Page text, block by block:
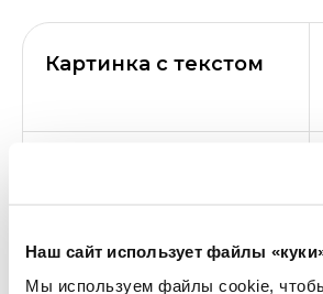
Наш сайт использует файлы
Мы используем файлы cookie,
Картинка с текстом